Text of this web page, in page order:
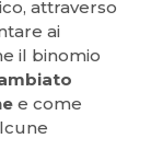
attraverso
ai
il binomio
e come